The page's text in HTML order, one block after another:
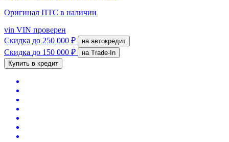
Оригинал ПТС в наличии
vin VIN проверен
Скидка до 250 000 ₽ на автокредит
Скидка до 150 000 ₽
на Trade-In
Купить в кредит